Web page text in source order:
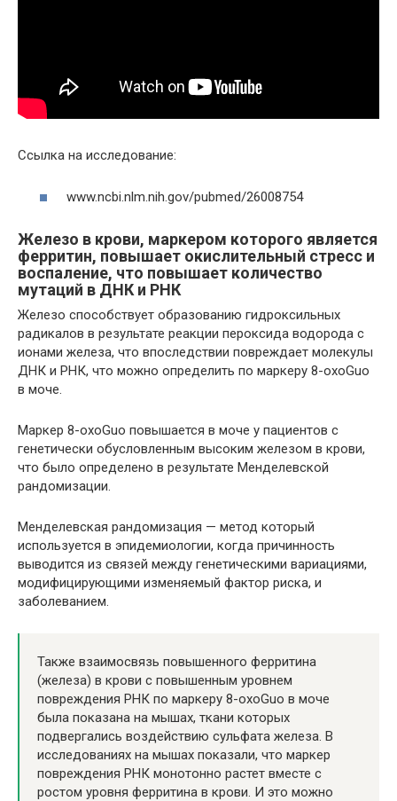
Ссылка на исследование:
www.ncbi.nlm.nih.gov/pubmed/26008754
Железо в крови, маркером которого является
ферритин, повышает окислительный стресс и
воспаление, что повышает количество
мутаций в ДНК и РНК
Железо способствует образованию гидроксильных
радикалов в результате реакции пероксида водорода с
ионами железа, что впоследствии повреждает молекулы
ДНК и РНК, что можно определить по маркеру 8-oxoGuo
в моче.
Маркер 8-oxoGuo повышается в моче у пациентов с
генетически обусловленным высоким железом в крови,
что было определено в результате Менделевской
рандомизации.
Менделевская рандомизация — метод который
используется в эпидемиологии, когда причинность
выводится из связей между генетическими вариациями,
модифицирующими изменяемый фактор риска, и
заболеванием.
Также взаимосвязь повышенного ферритина
(железа) в крови с повышенным уровнем
повреждения РНК по маркеру 8-oxoGuo в моче
была показана на мышах, ткани которых
подвергались воздействию сульфата железа. В
исследованиях на мышах показали, что маркер
повреждения РНК монотонно растет вместе с
ростом уровня ферритина в крови. И это можно